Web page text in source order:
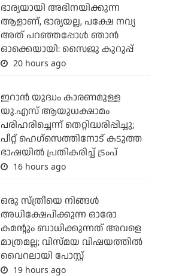
ഭാര്യയായി അഭിനയിക്കുന്ന
ആളാണ്, ഭാര്യയല്ല, പക്ഷേ നവ്യ
അത് പറഞ്ഞപ്പോള്‍ ഞാന്‍
ഓക്കെയായി: സൈജു കുറുപ്പ്
20 hours ago
ഇറാന്‍ യുദ്ധം കാരണമുള്ള
യു.എസ് ആയുധക്ഷാമം
പരിഹരിച്ചെന്ന് തെറ്റിദ്ധരിപ്പിച്ചു;
പീറ്റ് ഹെഗ്‌സെത്തിനോട് കടുത്ത
ഭാഷയില്‍ പ്രതികരിച്ച് ട്രംപ്
16 hours ago
ഒരു സ്ത്രീയെ നിങ്ങള്‍
അധിക്ഷേപിക്കുന്ന ഓരോ
കമന്റും ബാധിക്കുന്നത് അവളെ
മാത്രമല്ല; വിസ്മയ വിഷയത്തില്‍
വൈറലായി പോസ്റ്റ്
19 hours ago